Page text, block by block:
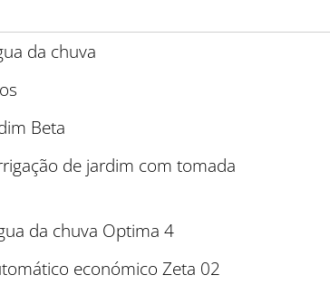
da chuva
Beta
de jardim com tomada
da chuva Optima 4
económico Zeta 02